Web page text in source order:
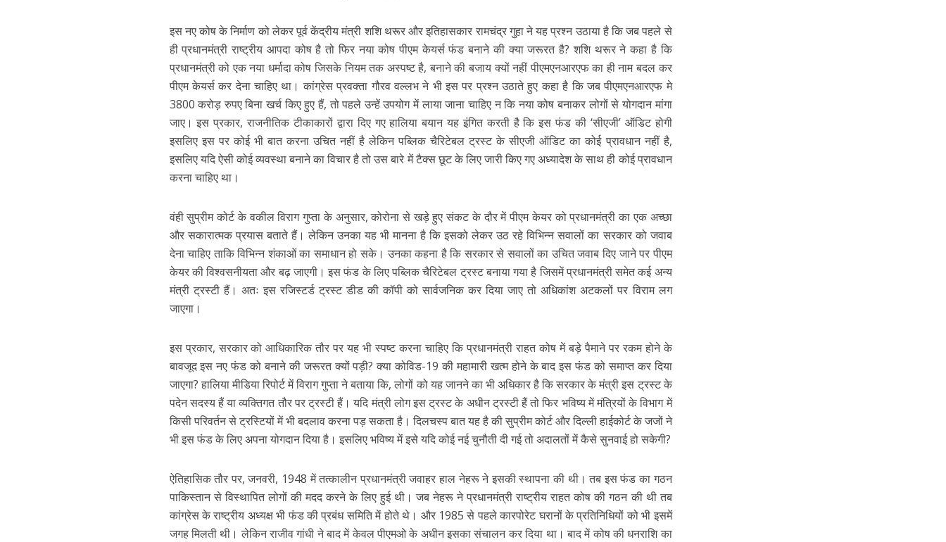
इस नए कोष के निर्माण को लेकर पूर्व केंद्रीय मंत्री शशि थरूर और इतिहासकार रामचंद्र गुहा ने यह प्रश्न उठाया है कि जब पहले से
ही प्रधानमंत्री राष्ट्रीय आपदा कोष है तो फिर नया कोष पीएम केयर्स फंड बनाने की क्या जरूरत है? शशि थरूर ने कहा है कि
प्रधानमंत्री को एक नया धर्मादा कोष जिसके नियम तक अस्पष्ट है, बनाने की बजाय क्यों नहीं पीएमएनआरएफ का ही नाम बदल कर
पीएम केयर्स कर देना चाहिए था। कांग्रेस प्रवक्ता गौरव वल्लभ ने भी इस पर प्रश्न उठाते हुए कहा है कि जब पीएमएनआरएफ मे
3800 करोड़ रुपए बिना खर्च किए हुए हैं, तो पहले उन्हें उपयोग में लाया जाना चाहिए न कि नया कोष बनाकर लोगों से योगदान मांगा
जाए। इस प्रकार, राजनीतिक टीकाकारों द्वारा दिए गए हालिया बयान यह इंगित करती है कि इस फंड की ‘सीएजी’ ऑडिट होगी
इसलिए इस पर कोई भी बात करना उचित नहीं है लेकिन पब्लिक चैरिटेबल ट्रस्ट के सीएजी ऑडिट का कोई प्रावधान नहीं है,
इसलिए यदि ऐसी कोई व्यवस्था बनाने का विचार है तो उस बारे में टैक्स छूट के लिए जारी किए गए अध्यादेश के साथ ही कोई प्रावधान
करना चाहिए था।
वंही सुप्रीम कोर्ट के वकील विराग गुप्ता के अनुसार, कोरोना से खड़े हुए संकट के दौर में पीएम केयर को प्रधानमंत्री का एक अच्छा
और सकारात्मक प्रयास बताते हैं। लेकिन उनका यह भी मानना है कि इसको लेकर उठ रहे विभिन्न सवालों का सरकार को जवाब
देना चाहिए ताकि विभिन्न शंकाओं का समाधान हो सके। उनका कहना है कि सरकार से सवालों का उचित जवाब दिए जाने पर पीएम
केयर की विश्वसनीयता और बढ़ जाएगी। इस फंड के लिए पब्लिक चैरिटेबल ट्रस्ट बनाया गया है जिसमें प्रधानमंत्री समेत कई अन्य
मंत्री ट्रस्टी हैं। अतः इस रजिस्टर्ड ट्रस्ट डीड की कॉपी को सार्वजनिक कर दिया जाए तो अधिकांश अटकलों पर विराम लग
जाएगा।
इस प्रकार, सरकार को आधिकारिक तौर पर यह भी स्पष्ट करना चाहिए कि प्रधानमंत्री राहत कोष में बड़े पैमाने पर रकम होने के
बावजूद इस नए फंड को बनाने की जरूरत क्यों पड़ी? क्या कोविड-19 की महामारी खत्म होने के बाद इस फंड को समाप्त कर दिया
जाएगा? हालिया मीडिया रिपोर्ट में विराग गुप्ता ने बताया कि, लोगों को यह जानने का भी अधिकार है कि सरकार के मंत्री इस ट्रस्ट के
पदेन सदस्य हैं या व्यक्तिगत तौर पर ट्रस्टी हैं। यदि मंत्री लोग इस ट्रस्ट के अधीन ट्रस्टी हैं तो फिर भविष्य में मंत्रियों के विभाग में
किसी परिवर्तन से ट्रस्टियों में भी बदलाव करना पड़ सकता है। दिलचस्प बात यह है की सुप्रीम कोर्ट और दिल्ली हाईकोर्ट के जजों ने
भी इस फंड के लिए अपना योगदान दिया है। इसलिए भविष्य में इसे यदि कोई नई चुनौती दी गई तो अदालतों में कैसे सुनवाई हो सकेगी?
ऐतिहासिक तौर पर, जनवरी, 1948 में तत्कालीन प्रधानमंत्री जवाहर हाल नेहरू ने इसकी स्थापना की थी। तब इस फंड का गठन
पाकिस्तान से विस्थापित लोगों की मदद करने के लिए हुई थी। जब नेहरू ने प्रधानमंत्री राष्ट्रीय राहत कोष की गठन की थी तब
कांग्रेस के राष्ट्रीय अध्यक्ष भी फंड की प्रबंध समिति में होते थे। और 1985 से पहले कारपोरेट घरानों के प्रतिनिधियों को भी इसमें
जगह मिलती थी। लेकिन राजीव गांधी ने बाद में केवल पीएमओ के अधीन इसका संचालन कर दिया था। बाद में कोष की धनराशि का